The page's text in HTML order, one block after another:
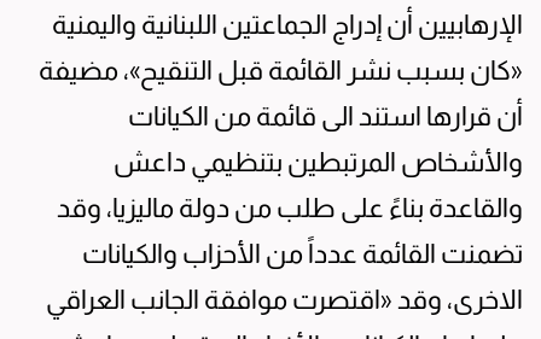
الإرهابيين أن إدراج الجماعتين اللبنانية واليمنية
«كان بسبب نشر القائمة قبل التنقيح»، مضيفة
أن قرارها استند الى قائمة من الكيانات
والأشخاص المرتبطين بتنظيمي داعش
والقاعدة بناءً على طلب من دولة ماليزيا، وقد
تضمنت القائمة عدداً من الأحزاب والكيانات
الاخرى، وقد «اقتصرت موافقة الجانب العراقي